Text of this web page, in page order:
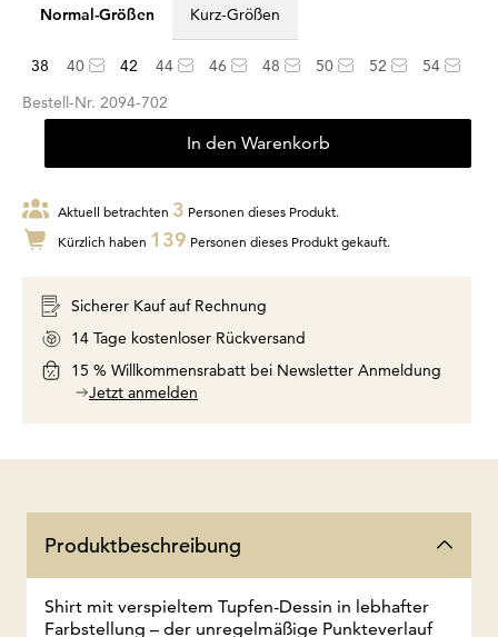
Normal-Größen Kurz-Größen
38 40 42 44 46 48 50 52
54
Bestell-Nr. 2094-702
In den Warenkorb
Aktuell betrachten 3 Personen dieses Produkt.
Kürzlich haben 139 Personen dieses Produkt gekauft.
Sicherer Kauf auf Rechnung
14 Tage kostenloser Rückversand
15 % Willkommensrabatt bei Newsletter Anmeldung
Jetzt anmelden
Produktbeschreibung
Shirt mit verspieltem Tupfen-Dessin in lebhafter
Farbstellung – der unregelmäßige Punkteverlauf